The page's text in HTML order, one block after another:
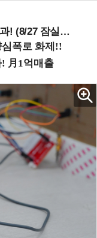
(8/27 잠실역)